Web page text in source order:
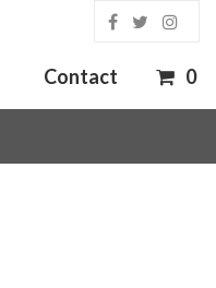
Contact 0